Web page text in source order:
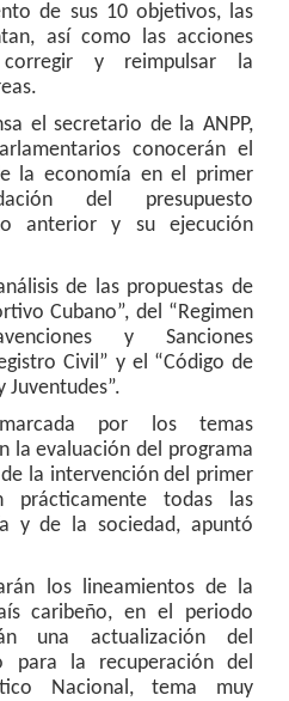
de sus 10 objetivos, las
así como las acciones
corregir y reimpulsar la
el secretario de la ANPP,
conocerán el
la economía en el primer
del presupuesto
anterior y su ejecución
de las propuestas de
Cubano”, del “Regimen
y Sanciones
Civil” y el “Código de
Juventudes”.
por los temas
la evaluación del programa
la intervención del primer
prácticamente todas las
y de la sociedad, apuntó
los lineamientos de la
caribeño, en el periodo
una actualización del
para la recuperación del
Nacional, tema muy